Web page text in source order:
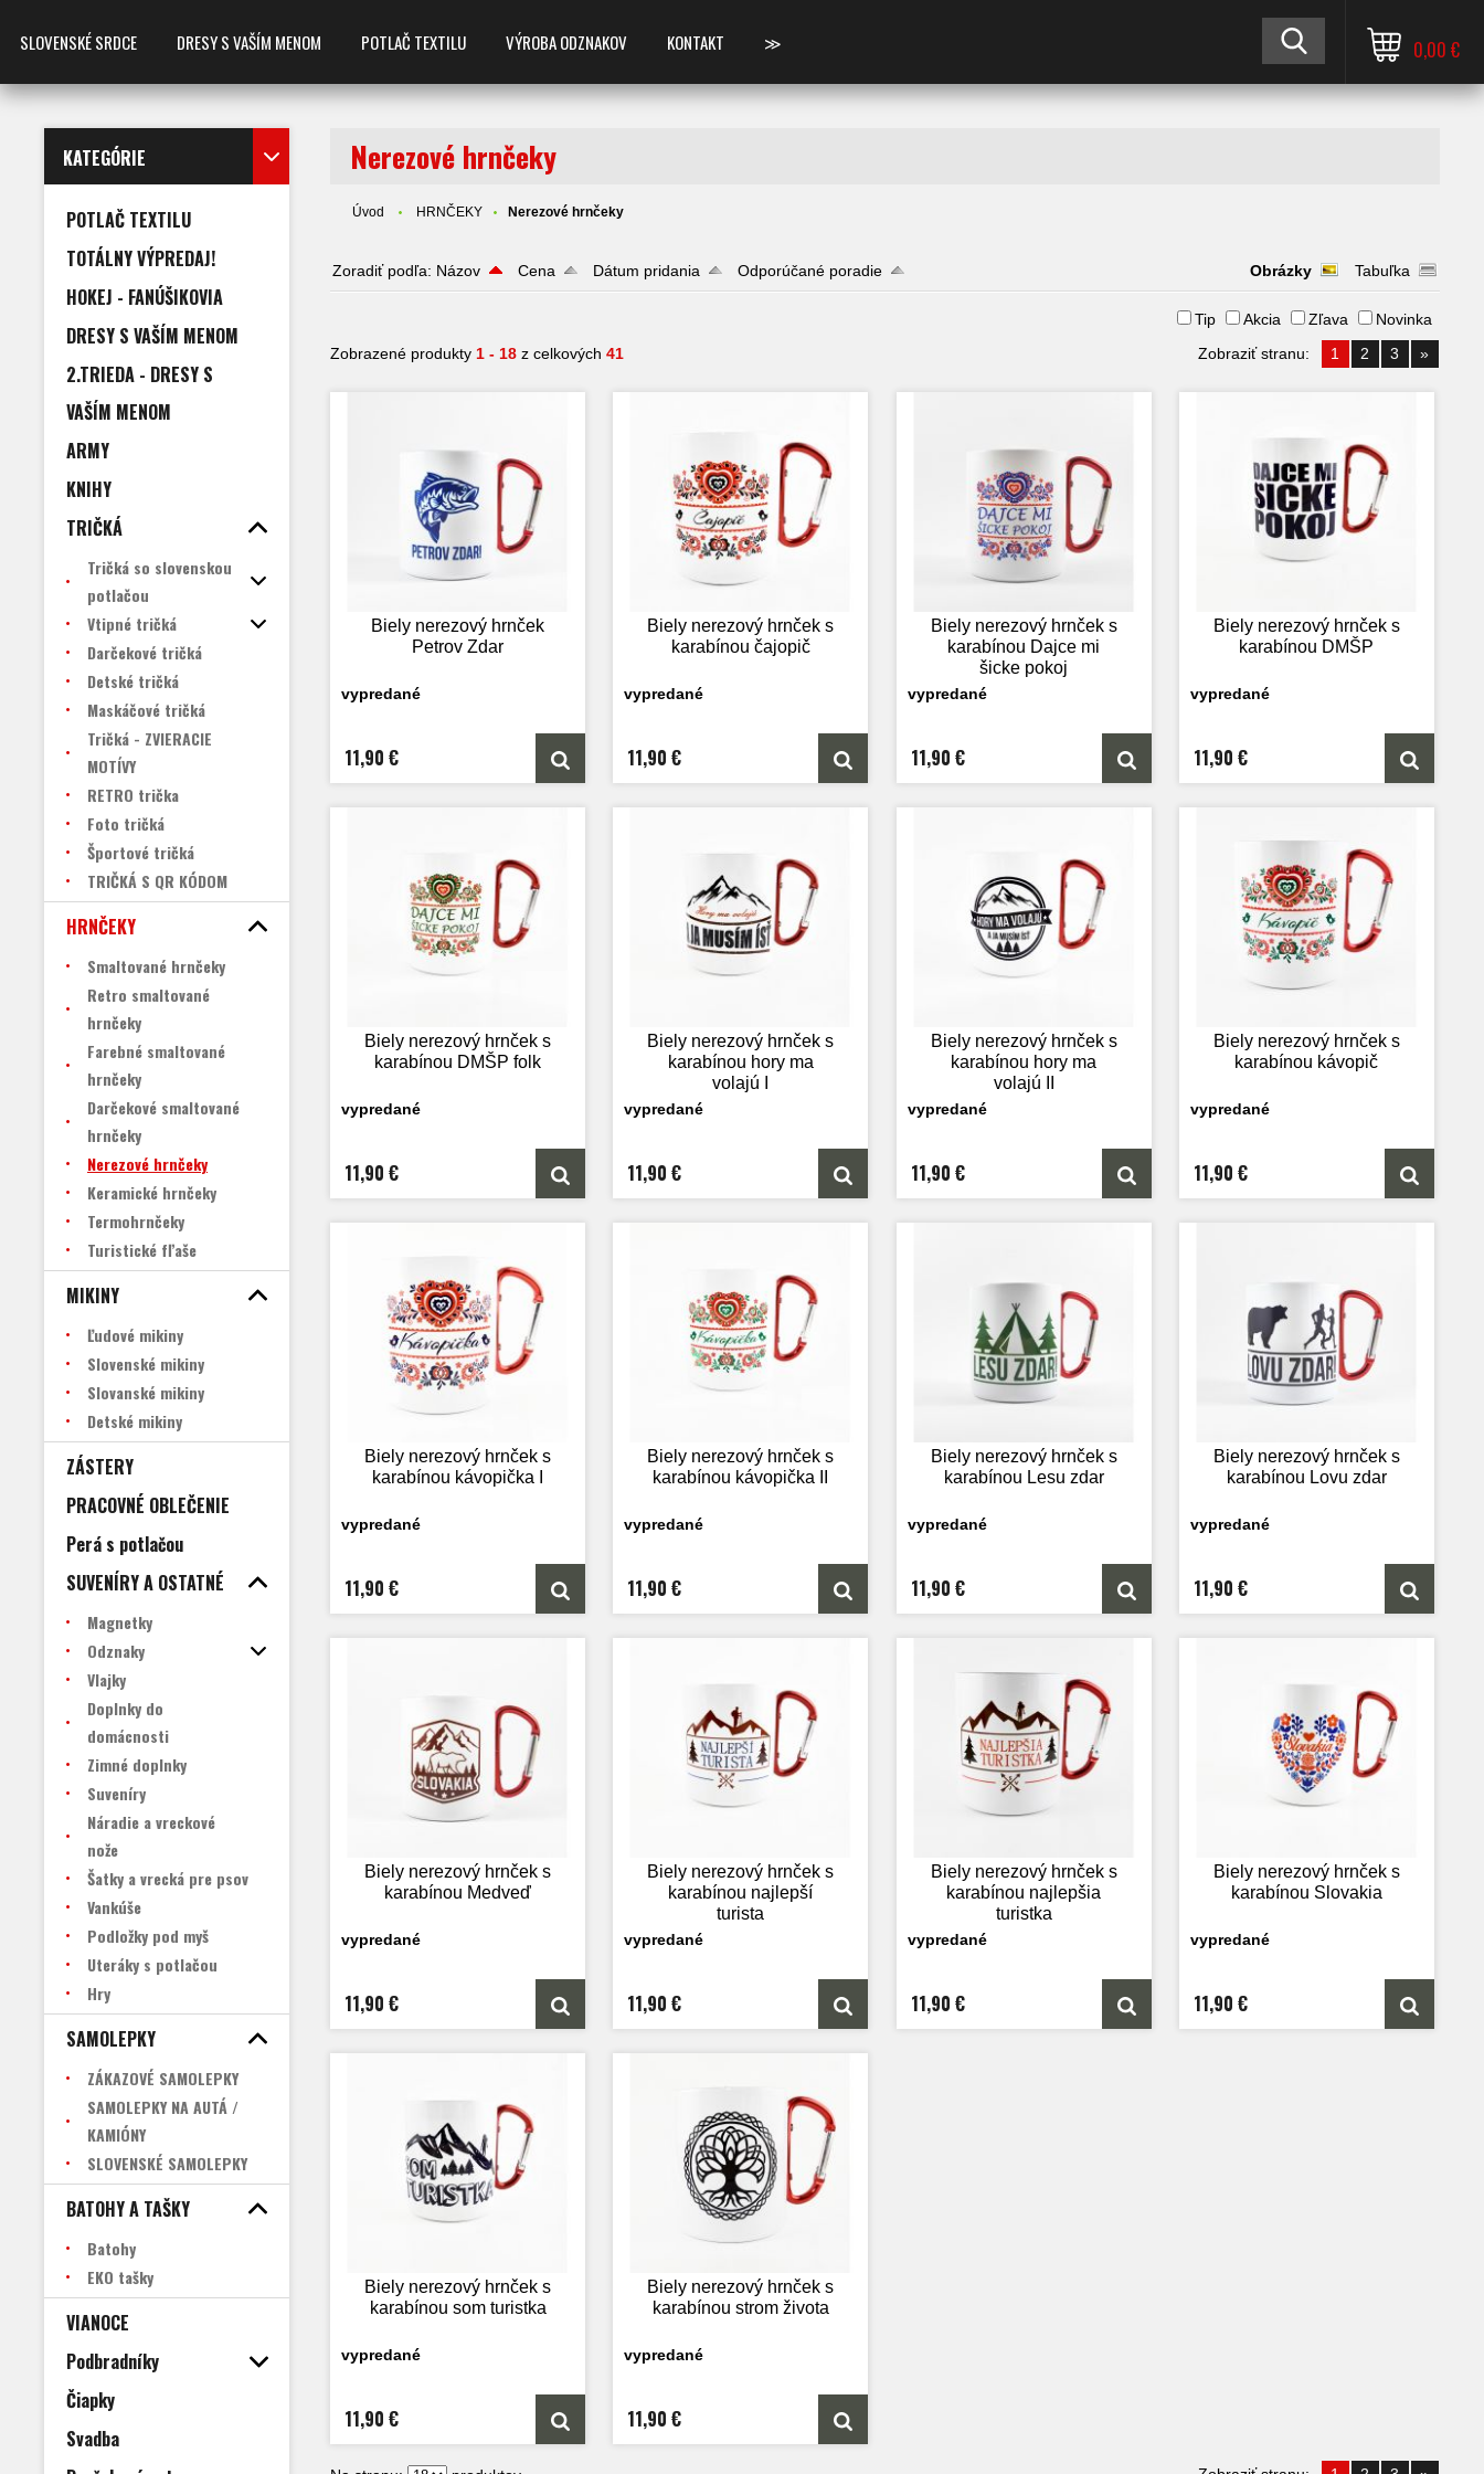
SLOVENSKÉ SRDCE DRESY S VAŠÍM MENOM POTLAČ TEXTILU VÝROBA ODZNAKOV KONTAKT ≫ 0,00 €
KATEGÓRIE
POTLAČ TEXTILU
TOTÁLNY VÝPREDAJ!
HOKEJ - FANÚŠIKOVIA
DRESY S VAŠÍM MENOM
2.TRIEDA - DRESY S
VAŠÍM MENOM
ARMY
KNIHY
TRIČKÁ
Tričká so slovenskou
potlačou
Vtipné tričká
Darčekové tričká
Detské tričká
Maskáčové tričká
Tričká - ZVIERACIE
MOTÍVY
RETRO trička
Foto tričká
Športové tričká
TRIČKÁ S QR KÓDOM
HRNČEKY
Smaltované hrnčeky
Retro smaltované
hrnčeky
Farebné smaltované
hrnčeky
Darčekové smaltované
hrnčeky
Nerezové hrnčeky
Keramické hrnčeky
Termohrnčeky
Turistické fľaše
MIKINY
Ľudové mikiny
Slovenské mikiny
Slovanské mikiny
Detské mikiny
ZÁSTERY
PRACOVNÉ OBLEČENIE
Perá s potlačou
SUVENÍRY A OSTATNÉ
Magnetky
Odznaky
Vlajky
Doplnky do
domácnosti
Zimné doplnky
Suveníry
Náradie a vreckové
nože
Šatky a vrecká pre psov
Vankúše
Podložky pod myš
Uteráky s potlačou
Hry
SAMOLEPKY
ZÁKAZOVÉ SAMOLEPKY
SAMOLEPKY NA AUTÁ /
KAMIÓNY
SLOVENSKÉ SAMOLEPKY
BATOHY A TAŠKY
Batohy
EKO tašky
VIANOCE
Podbradníky
Čiapky
Svadba
Nerezové hrnčeky
Úvod HRNČEKY Nerezové hrnčeky
Zoradiť podľa: Názov Cena Dátum pridania Odporúčané poradie Obrázky Tabuľka
Tip Akcia Zľava
Novinka
Zobrazené produkty 1 - 18 z celkových41 Zobraziť stranu: 1 2 3 »
Biely nerezový hrnček
Petrov Zdar
vypredané
11,90 €
Biely nerezový hrnček s
karabínou čajopič
vypredané
11,90 €
Biely nerezový hrnček s
karabínou Dajce mi
šicke pokoj
vypredané
11,90 €
Biely nerezový hrnček s
karabínou DMŠP
vypredané
11,90 €
Biely nerezový hrnček s
karabínou DMŠP folk
vypredané
11,90 €
Biely nerezový hrnček s
karabínou hory ma
volajú I
vypredané
11,90 €
Biely nerezový hrnček s
karabínou hory ma
volajú II
vypredané
11,90 €
Biely nerezový hrnček s
karabínou kávopič
vypredané
11,90 €
Biely nerezový hrnček s
karabínou kávopička I
vypredané
11,90 €
Biely nerezový hrnček s
karabínou kávopička II
vypredané
11,90 €
Biely nerezový hrnček s
karabínou Lesu zdar
vypredané
11,90 €
Biely nerezový hrnček s
karabínou Lovu zdar
vypredané
11,90 €
Biely nerezový hrnček s
karabínou Medveď
vypredané
11,90 €
Biely nerezový hrnček s
karabínou najlepší
turista
vypredané
11,90 €
Biely nerezový hrnček s
karabínou najlepšia
turistka
vypredané
11,90 €
Biely nerezový hrnček s
karabínou Slovakia
vypredané
11,90 €
Biely nerezový hrnček s
karabínou som turistka
vypredané
11,90 €
Biely nerezový hrnček s
karabínou strom života
vypredané
11,90 €